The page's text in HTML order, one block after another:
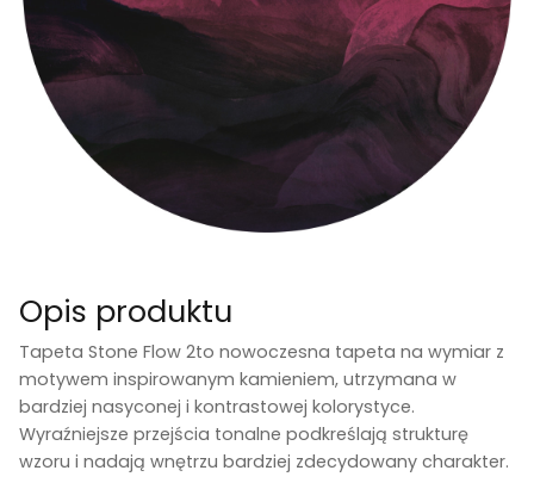
Opis produktu
Tapeta Stone Flow 2to nowoczesna tapeta na wymiar z
motywem inspirowanym kamieniem, utrzymana w
bardziej nasyconej i kontrastowej kolorystyce.
Wyraźniejsze przejścia tonalne podkreślają strukturę
wzoru i nadają wnętrzu bardziej zdecydowany charakter.